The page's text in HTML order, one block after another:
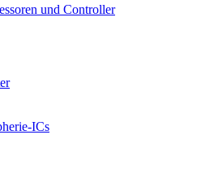
und Controller
ICs